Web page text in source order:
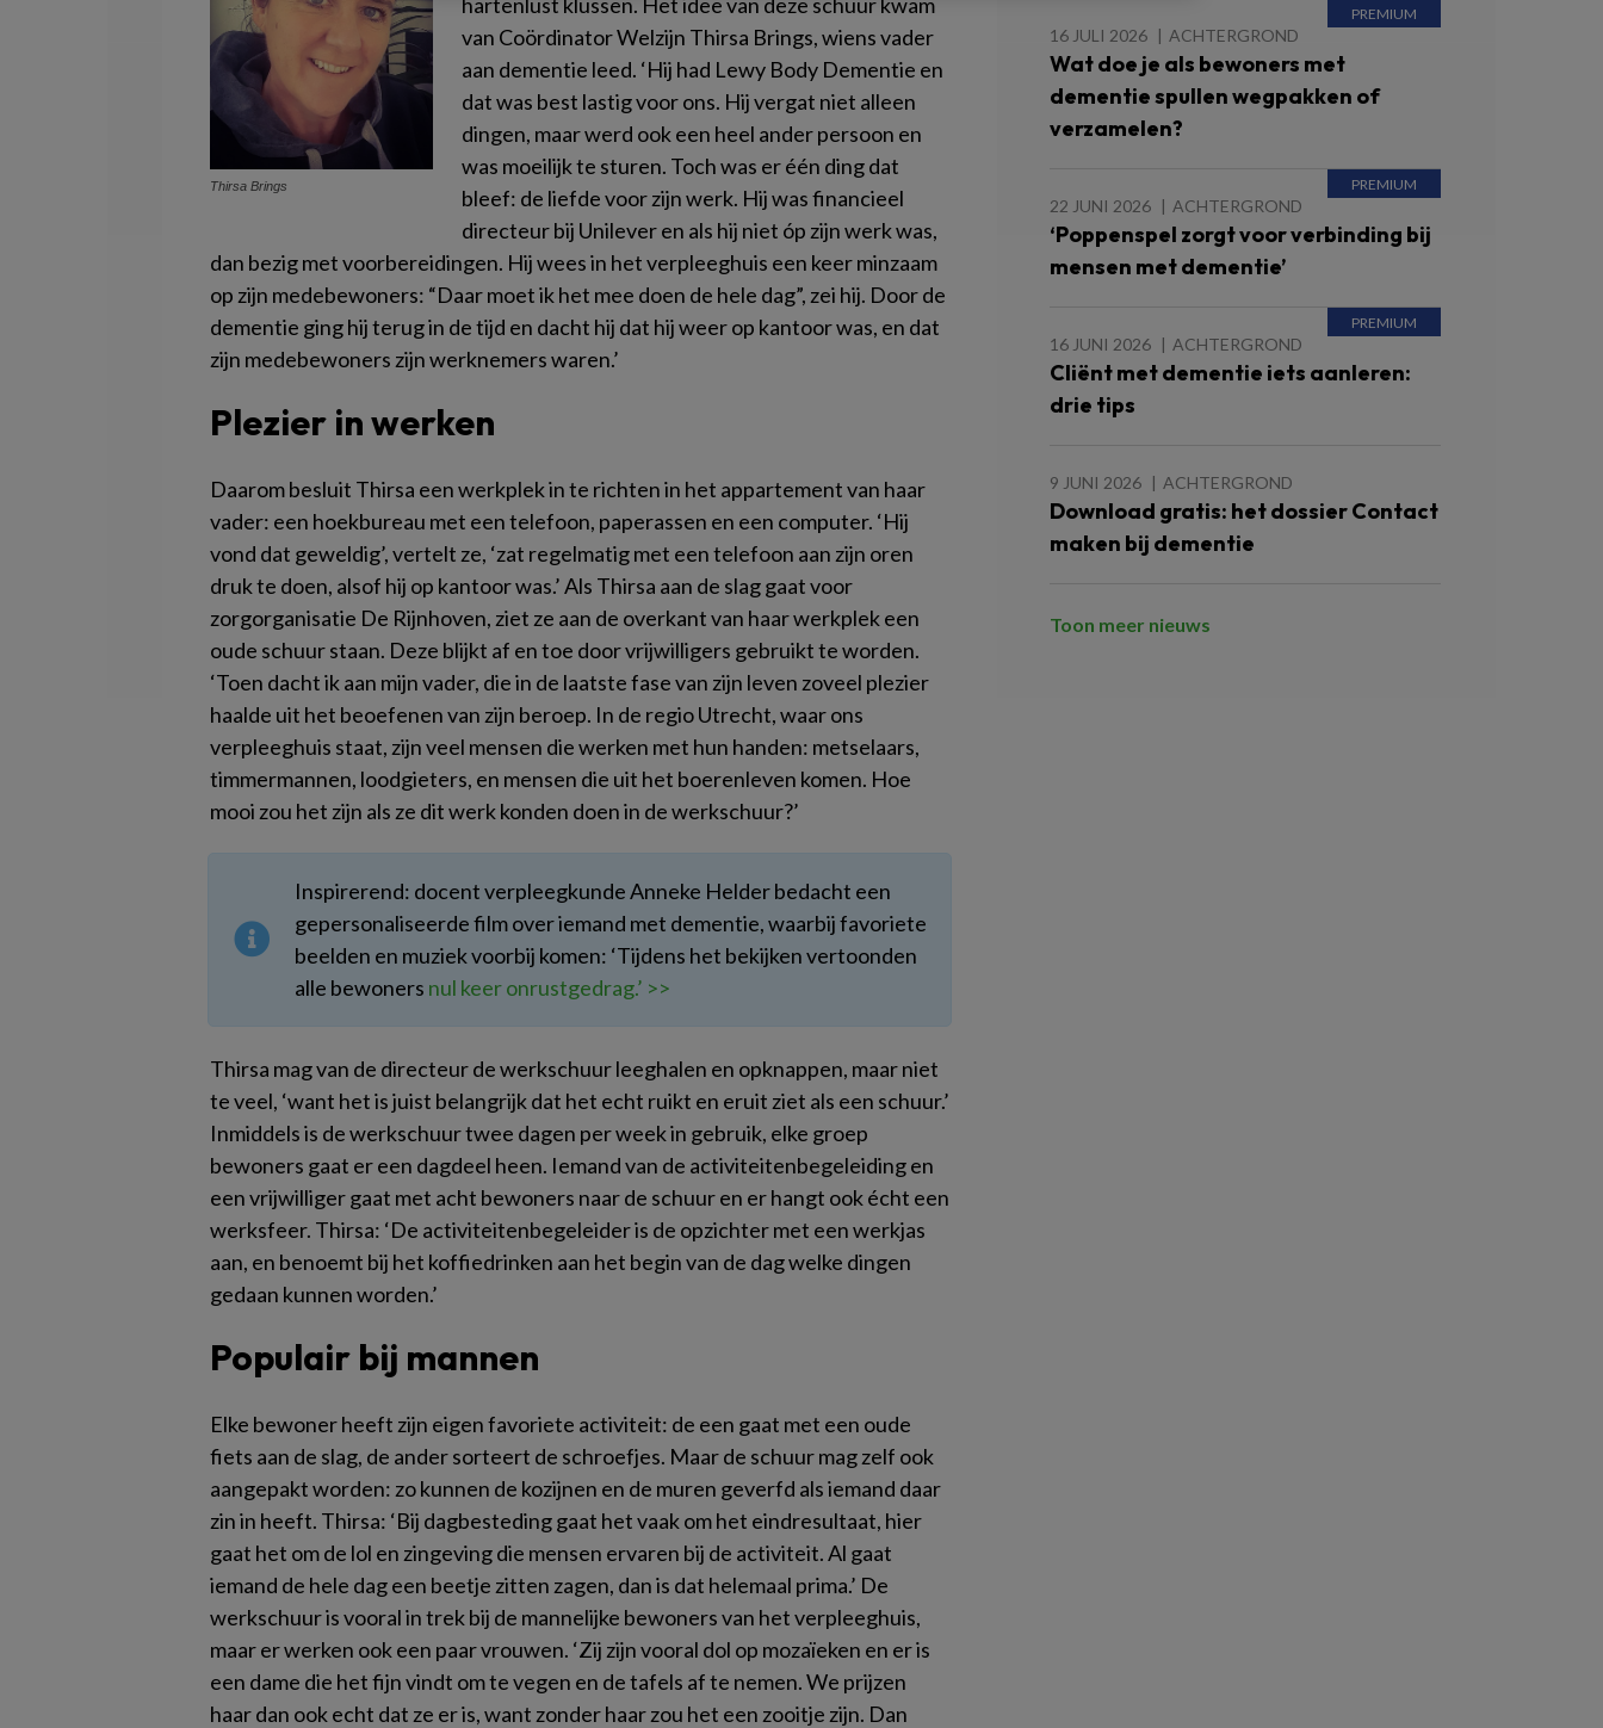
Thirsa Brings
van Coördinator Welzijn Thirsa Brings, wiens vader
aan dementie leed. ‘Hij had Lewy Body Dementie en
dat was best lastig voor ons. Hij vergat niet alleen
dingen, maar werd ook een heel ander persoon en
was moeilijk te sturen. Toch was er één ding dat
bleef: de liefde voor zijn werk. Hij was financieel
directeur bij Unilever en als hij niet óp zijn werk was,
dan bezig met voorbereidingen. Hij wees in het verpleeghuis een keer minzaam
op zijn medebewoners: “Daar moet ik het mee doen de hele dag”, zei hij. Door de
dementie ging hij terug in de tijd en dacht hij dat hij weer op kantoor was, en dat
zijn medebewoners zijn werknemers waren.’
Plezier in werken
Daarom besluit Thirsa een werkplek in te richten in het appartement van haar
vader: een hoekbureau met een telefoon, paperassen en een computer. ‘Hij
vond dat geweldig’, vertelt ze, ‘zat regelmatig met een telefoon aan zijn oren
druk te doen, alsof hij op kantoor was.’ Als Thirsa aan de slag gaat voor
zorgorganisatie De Rijnhoven, ziet ze aan de overkant van haar werkplek een
oude schuur staan. Deze blijkt af en toe door vrijwilligers gebruikt te worden.
‘Toen dacht ik aan mijn vader, die in de laatste fase van zijn leven zoveel plezier
haalde uit het beoefenen van zijn beroep. In de regio Utrecht, waar ons
verpleeghuis staat, zijn veel mensen die werken met hun handen: metselaars,
timmermannen, loodgieters, en mensen die uit het boerenleven komen. Hoe
mooi zou het zijn als ze dit werk konden doen in de werkschuur?’
Inspirerend: docent verpleegkunde Anneke Helder bedacht een
gepersonaliseerde film over iemand met dementie, waarbij favoriete
beelden en muziek voorbij komen: ‘Tijdens het bekijken vertoonden
alle bewoners nul keer onrustgedrag.’ >>
Thirsa mag van de directeur de werkschuur leeghalen en opknappen, maar niet
te veel, ‘want het is juist belangrijk dat het echt ruikt en eruit ziet als een schuur.’
Inmiddels is de werkschuur twee dagen per week in gebruik, elke groep
bewoners gaat er een dagdeel heen. Iemand van de activiteitenbegeleiding en
een vrijwilliger gaat met acht bewoners naar de schuur en er hangt ook écht een
werksfeer. Thirsa: ‘De activiteitenbegeleider is de opzichter met een werkjas
aan, en benoemt bij het koffiedrinken aan het begin van de dag welke dingen
gedaan kunnen worden.’
Populair bij mannen
Elke bewoner heeft zijn eigen favoriete activiteit: de een gaat met een oude
fiets aan de slag, de ander sorteert de schroefjes. Maar de schuur mag zelf ook
aangepakt worden: zo kunnen de kozijnen en de muren geverfd als iemand daar
zin in heeft. Thirsa: ‘Bij dagbesteding gaat het vaak om het eindresultaat, hier
gaat het om de lol en zingeving die mensen ervaren bij de activiteit. Al gaat
iemand de hele dag een beetje zitten zagen, dan is dat helemaal prima.’ De
werkschuur is vooral in trek bij de mannelijke bewoners van het verpleeghuis,
maar er werken ook een paar vrouwen. ‘Zij zijn vooral dol op mozaïeken en er is
een dame die het fijn vindt om te vegen en de tafels af te nemen. We prijzen
haar dan ook echt dat ze er is, want zonder haar zou het een zooitje zijn. Dan
16 JULI 2026 ACHTERGROND
Wat doe je als bewoners met
dementie spullen wegpakken of
verzamelen?
22 JUNI 2026 ACHTERGROND
‘Poppenspel zorgt voor verbinding bij
mensen met dementie’
16 JUNI 2026 ACHTERGROND
Cliënt met dementie iets aanleren:
drie tips
9 JUNI 2026 ACHTERGROND
Download gratis: het dossier Contact
maken bij dementie
Toon meer nieuws